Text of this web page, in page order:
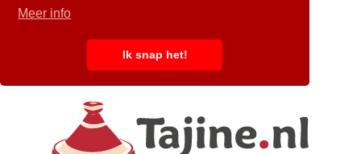
Meer info
Ik snap het!